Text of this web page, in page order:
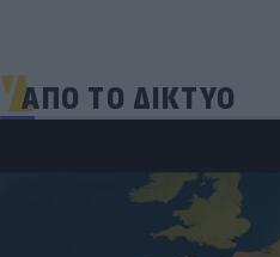
ΑΠΟ ΤΟ ΔΙΚΤΥΟ